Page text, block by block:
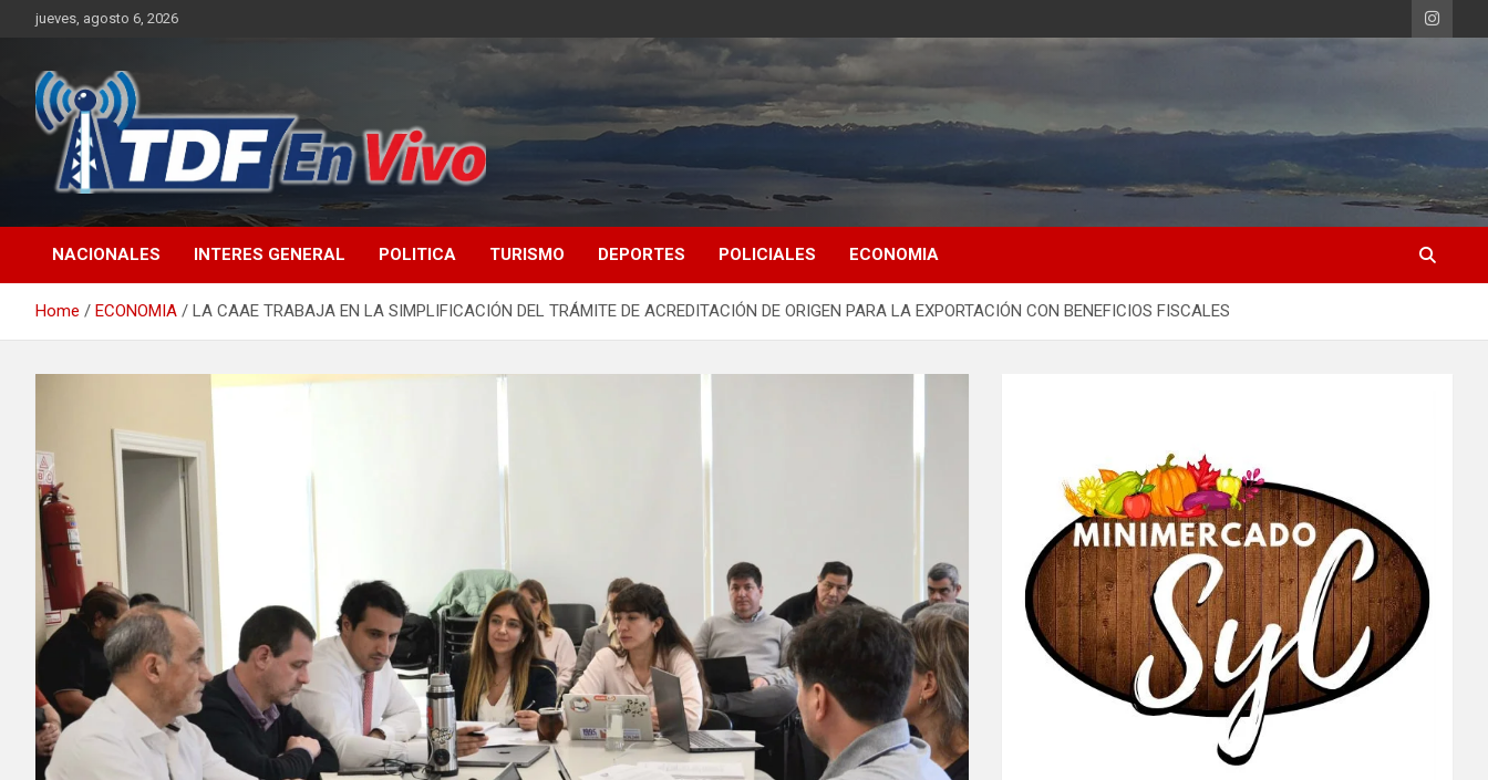
jueves, agosto 6, 2026
NACIONALES INTERES GENERAL POLITICA TURISMO DEPORTES POLICIALES ECONOMIA
Home ECONOMIA LA CAAE TRABAJA EN LA SIMPLIFICACIÓN DEL TRÁMITE DE ACREDITACIÓN DE ORIGEN PARA LA EXPORTACIÓN CON BENEFICIOS FISCALES